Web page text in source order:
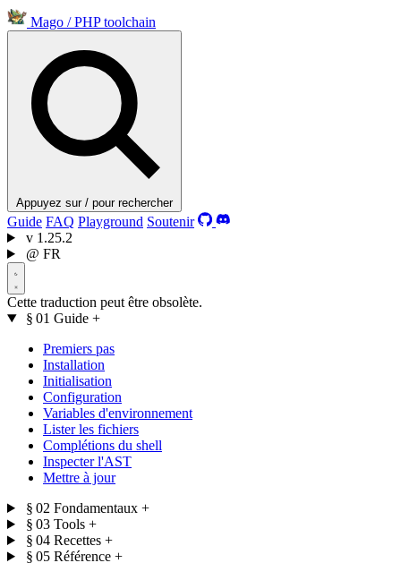
Mago / PHP toolchain
Appuyez sur / pour rechercher
Guide FAQ Playground Soutenir
v 1.25.2
@ FR
Cette traduction peut être obsolète.
§ 01 Guide +
Premiers pas
Installation
Initialisation
Configuration
Variables d'environnement
Lister les fichiers
Complétions du shell
Inspecter l'AST
Mettre à jour
§ 02 Fondamentaux +
§ 03 Tools +
§ 04 Recettes +
§ 05 Référence +